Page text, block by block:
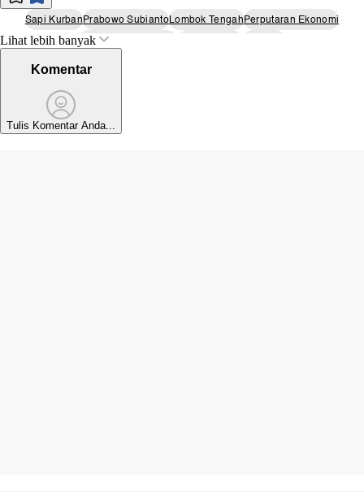
Sapi KurbanPrabowo SubiantoLombok TengahPerputaran Ekonomi
Nusa Tenggara Barat
Lihat lebih banyak
Komentar
Tulis Komentar Anda...